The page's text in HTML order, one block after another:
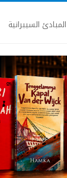
المبادئ السيبرانية